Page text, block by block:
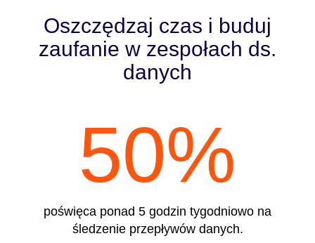
Oszczędzaj czas i buduj
zaufanie w zespołach ds.
danych
50%
poświęca ponad 5 godzin tygodniowo na
śledzenie przepływów danych.